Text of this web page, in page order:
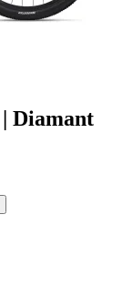
| Diamant